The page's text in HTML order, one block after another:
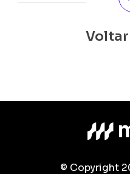
© Copyright